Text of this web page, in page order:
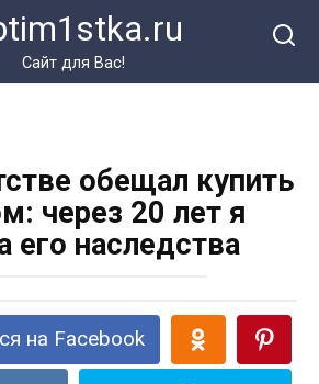
Сайт для Вас!
обещал купить
через 20 лет я
его наследства
на Facebook